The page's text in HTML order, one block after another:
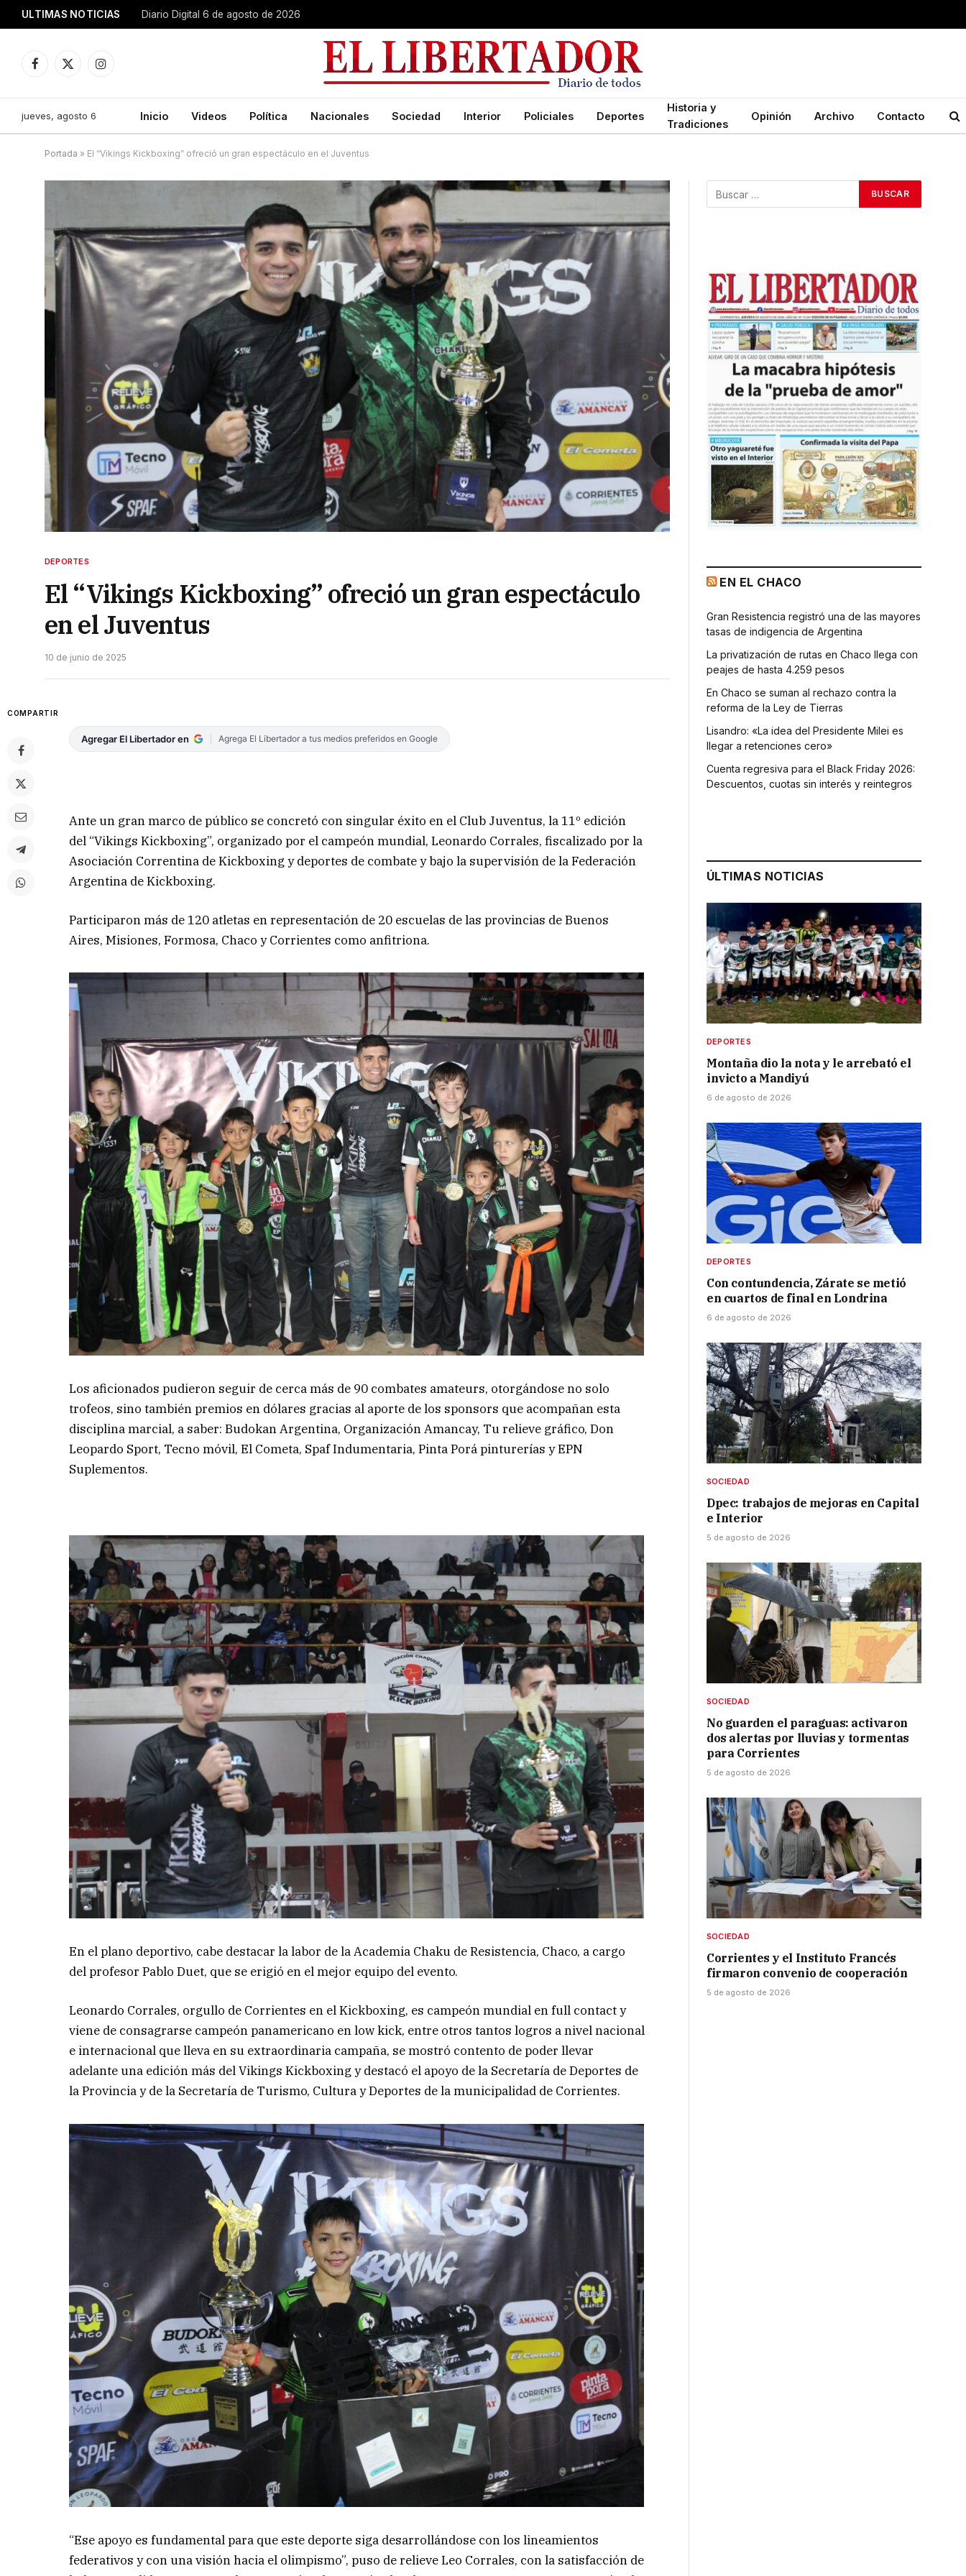
ULTIMAS NOTICIAS Diario Digital 6 de agosto de 2026
Facebook
X
Instagram
jueves, agosto 6 Inicio Videos Política Nacionales Sociedad Interior Policiales Deportes
Historia y
Tradiciones
Opinión Archivo Contacto
Portada » El “Vikings Kickboxing” ofreció un gran espectáculo en el Juventus
DEPORTES
El “Vikings Kickboxing” ofreció un gran espectáculo
en el Juventus
10 de junio de 2025
COMPARTIR
Agregar El Libertador en Agrega El Libertador a tus medios preferidos en Google
Ante un gran marco de público se concretó con singular éxito en el Club Juventus, la 11º edición
del “Vikings Kickboxing”, organizado por el campeón mundial, Leonardo Corrales, fiscalizado por la
Asociación Correntina de Kickboxing y deportes de combate y bajo la supervisión de la Federación
Argentina de Kickboxing.
Participaron más de 120 atletas en representación de 20 escuelas de las provincias de Buenos
Aires, Misiones, Formosa, Chaco y Corrientes como anfitriona.
Los aficionados pudieron seguir de cerca más de 90 combates amateurs, otorgándose no solo
trofeos, sino también premios en dólares gracias al aporte de los sponsors que acompañan esta
disciplina marcial, a saber: Budokan Argentina, Organización Amancay, Tu relieve gráfico, Don
Leopardo Sport, Tecno móvil, El Cometa, Spaf Indumentaria, Pinta Porá pinturerías y EPN
Suplementos.
En el plano deportivo, cabe destacar la labor de la Academia Chaku de Resistencia, Chaco, a cargo
del profesor Pablo Duet, que se erigió en el mejor equipo del evento.
Leonardo Corrales, orgullo de Corrientes en el Kickboxing, es campeón mundial en full contact y
viene de consagrarse campeón panamericano en low kick, entre otros tantos logros a nivel nacional
e internacional que lleva en su extraordinaria campaña, se mostró contento de poder llevar
adelante una edición más del Vikings Kickboxing y destacó el apoyo de la Secretaría de Deportes de
la Provincia y de la Secretaría de Turismo, Cultura y Deportes de la municipalidad de Corrientes.
“Ese apoyo es fundamental para que este deporte siga desarrollándose con los lineamientos
federativos y con una visión hacia el olimpismo”, puso de relieve Leo Corrales, con la satisfacción de
EN EL CHACO
Gran Resistencia registró una de las mayores
tasas de indigencia de Argentina
La privatización de rutas en Chaco llega con
peajes de hasta 4.259 pesos
En Chaco se suman al rechazo contra la
reforma de la Ley de Tierras
Lisandro: «La idea del Presidente Milei es
llegar a retenciones cero»
Cuenta regresiva para el Black Friday 2026:
Descuentos, cuotas sin interés y reintegros
ÚLTIMAS NOTICIAS
DEPORTES
Montaña dio la nota y le arrebató el
invicto a Mandiyú
6 de agosto de 2026
DEPORTES
Con contundencia, Zárate se metió
en cuartos de final en Londrina
6 de agosto de 2026
SOCIEDAD
Dpec: trabajos de mejoras en Capital
e Interior
5 de agosto de 2026
SOCIEDAD
No guarden el paraguas: activaron
dos alertas por lluvias y tormentas
para Corrientes
5 de agosto de 2026
SOCIEDAD
Corrientes y el Instituto Francés
firmaron convenio de cooperación
5 de agosto de 2026